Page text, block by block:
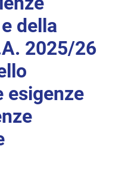
della
2025/26
esigenze